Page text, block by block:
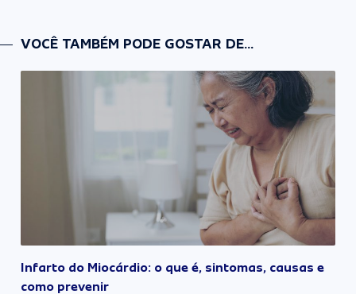
VOCÊ TAMBÉM PODE GOSTAR DE...
Infarto do Miocárdio: o que é, sintomas, causas e
como prevenir